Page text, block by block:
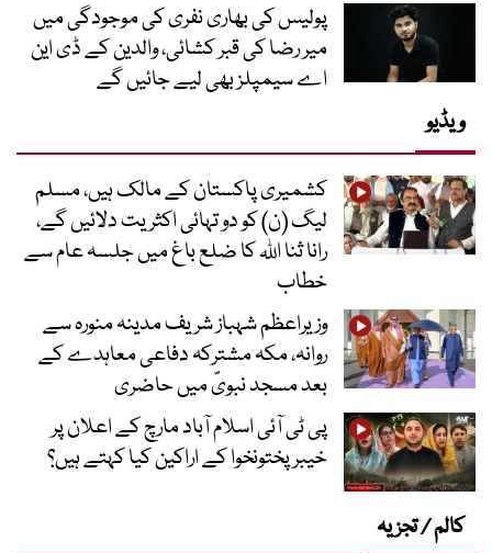
پولیس کی بھاری نفری کی موجودگی میں
میر رضا کی قبر کشائی، والدین کے ڈی این
اے سیمپلز بھی لیے جائیں گے
ویڈیو
کشمیری پاکستان کے مالک ہیں، مسلم
لیگ (ن) کو دو تہائی اکثریت دلائیں گے،
رانا ثنا اللہ کا ضلع باغ میں جلسہ عام سے
خطاب
وزیراعظم شہباز شریف مدینہ منورہ سے
روانہ، مکہ مشترکہ دفاعی معاہدے کے
بعد مسجد نبویؐ میں حاضری
پی ٹی آئی اسلام آباد مارچ کے اعلان پر
خیبر پختونخوا کے اراکین کیا کہتے ہیں؟
کالم / تجزیہ